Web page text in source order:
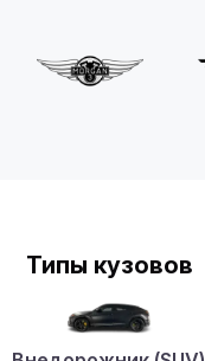
Типы кузовов